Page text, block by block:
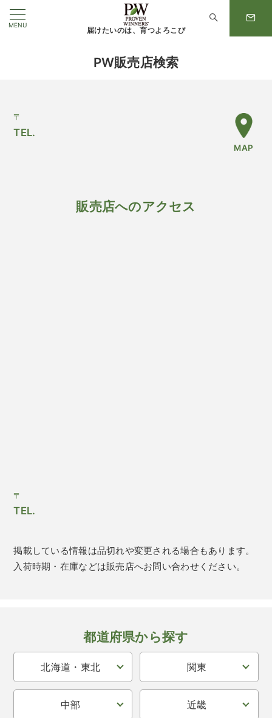
MENU
届けたいのは、育つよろこび
PW販売店検索
〒
TEL.
MAP
販売店へのアクセス
〒
TEL.
掲載している情報は品切れや変更される場合もあります。
入荷時期・在庫などは販売店へお問い合わせください。
都道府県から探す
北海道・東北 関東
中部 近畿